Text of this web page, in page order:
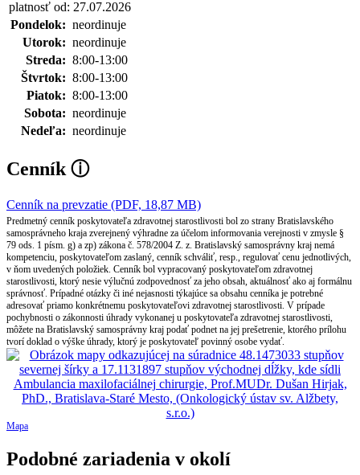
platnosť od: 27.07.2026
Pondelok: neordinuje
Utorok: neordinuje
Streda: 8:00-13:00
Štvrtok: 8:00-13:00
Piatok: 8:00-13:00
Sobota: neordinuje
Nedeľa: neordinuje
Cenník ⓘ
Cenník na prevzatie (PDF, 18,87 MB)
Predmetný cenník poskytovateľa zdravotnej starostlivosti bol zo strany Bratislavského
samosprávneho kraja zverejnený výhradne za účelom informovania verejnosti v zmysle §
79 ods. 1 písm. g) a zp) zákona č. 578/2004 Z. z. Bratislavský samosprávny kraj nemá
kompetenciu, poskytovateľom zaslaný, cenník schváliť, resp., regulovať cenu jednotlivých,
v ňom uvedených položiek. Cenník bol vypracovaný poskytovateľom zdravotnej
starostlivosti, ktorý nesie výlučnú zodpovednosť za jeho obsah, aktuálnosť ako aj formálnu
správnosť. Prípadné otázky či iné nejasnosti týkajúce sa obsahu cenníka je potrebné
adresovať priamo konkrétnemu poskytovateľovi zdravotnej starostlivosti. V prípade
pochybnosti o zákonnosti úhrady vykonanej u poskytovateľa zdravotnej starostlivosti,
môžete na Bratislavský samosprávny kraj podať podnet na jej prešetrenie, ktorého prílohu
tvorí doklad o výške úhrady, ktorý je poskytovateľ povinný osobe vydať.
Mapa
Podobné zariadenia v okolí